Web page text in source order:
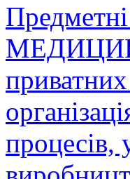
приватних
процесів,